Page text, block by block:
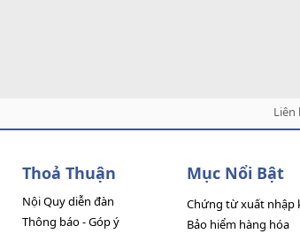
Liên
Thoả Thuận
Nội Quy diễn đàn
Thông báo - Góp ý
Mục Nổi Bật
Chứng từ xuất nhập
Bảo hiểm hàng hóa